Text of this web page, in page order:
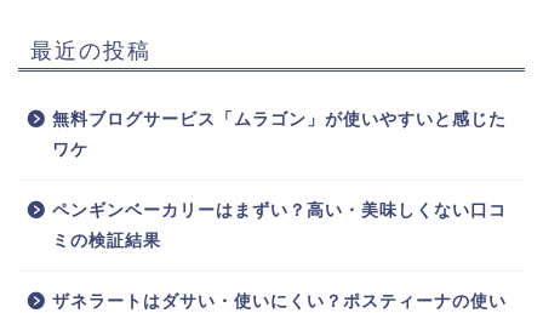
最近の投稿
無料ブログサービス「ムラゴン」が使いやすいと感じた
ワケ
ペンギンベーカリーはまずい？高い・美味しくない口コ
ミの検証結果
ザネラートはダサい・使いにくい？ポスティーナの使い